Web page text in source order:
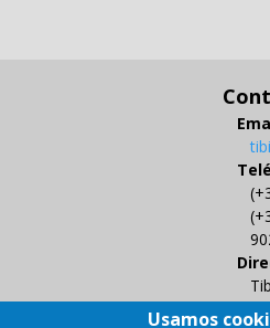
C/
Usamos